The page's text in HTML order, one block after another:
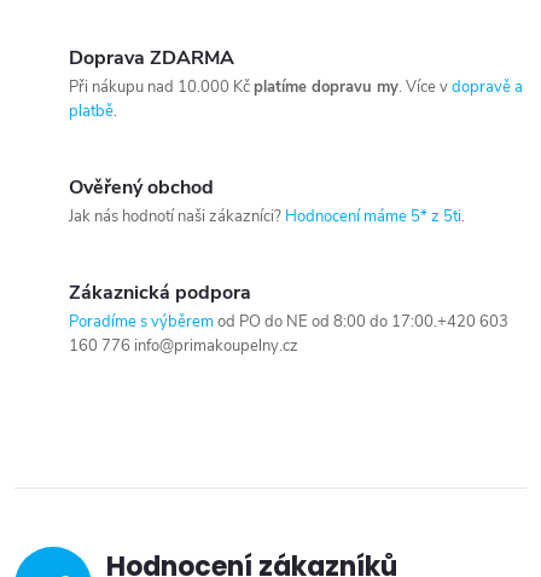
Doprava ZDARMA
Při nákupu nad 10.000 Kčplatíme dopravu my. Více vdopravě a
platbě.
Ověřený obchod
Jak nás hodnotí naši zákazníci? Hodnocení máme 5* z 5ti.
Zákaznická podpora
Poradíme s výběremod PO do NE od 8:00 do 17:00.+420 603
160 776 info@primakoupelny.cz
Hodnocení zákazníků